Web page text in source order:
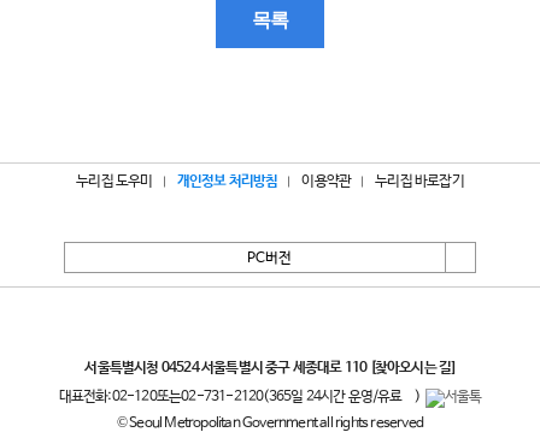
목록
누리집 도우미 개인정보 처리방침 이용약관 누리집 바로잡기
PC버전
서울특별시청 04524 서울특별시 중구 세종대로 110 [찾아오시는 길]
대표전화:02-120또는02-731-2120(365일 24시간 운영/유료
)
© Seoul Metropolitan Government all rights reserved